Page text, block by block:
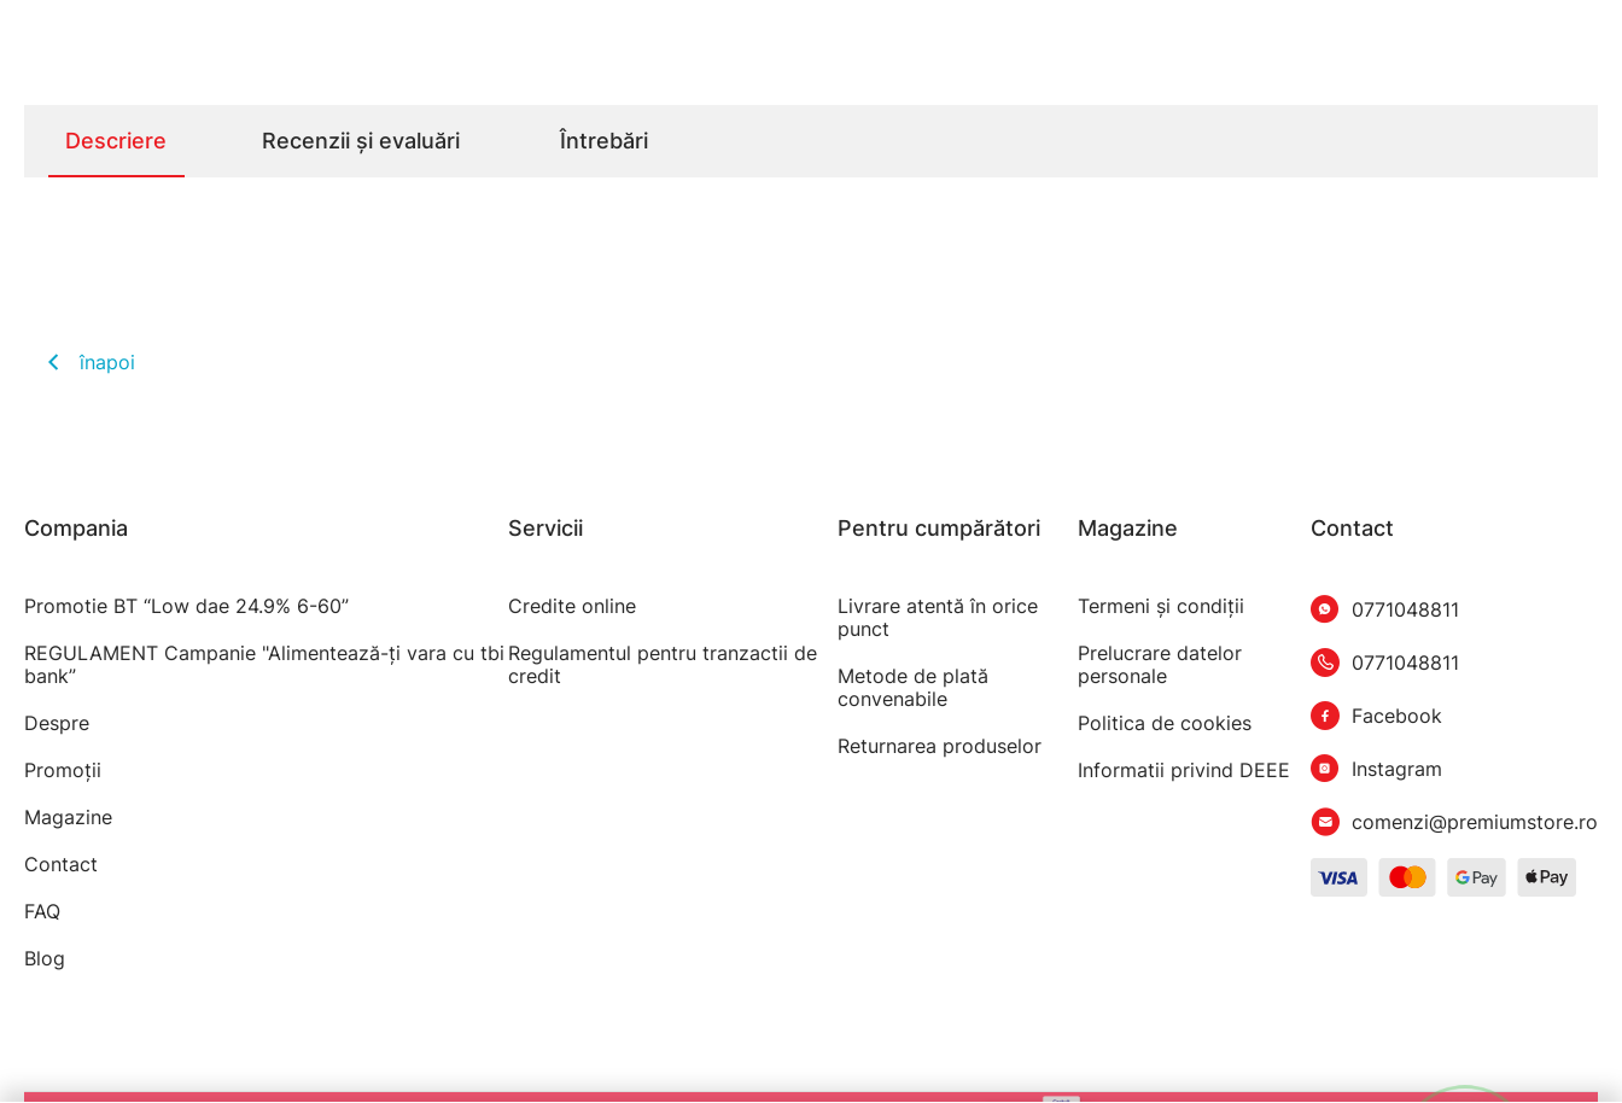
Descriere Recenzii și evaluări Întrebări
înapoi
Compania
Promotie BT “Low dae 24.9% 6-60”
REGULAMENT Campanie "Alimentează-ți vara cu tbi
bank”
Despre
Promoții
Magazine
Contact
FAQ
Blog
Servicii
Credite online
Regulamentul pentru tranzactii de
credit
Pentru cumpărători
Livrare atentă în orice
punct
Metode de plată
convenabile
Returnarea produselor
Magazine
Termeni şi condiţii
Prelucrare datelor
personale
Politica de cookies
Informatii privind DEEE
Contact
0771048811
0771048811
Facebook
Instagram
comenzi@premiumstore.ro